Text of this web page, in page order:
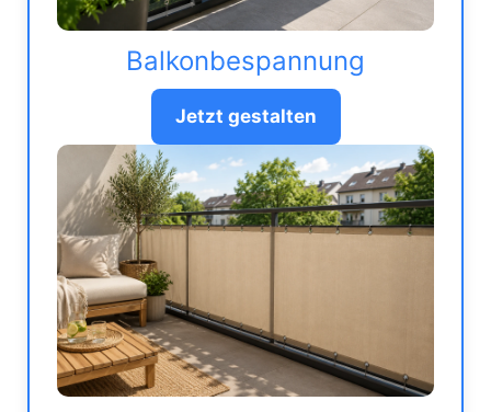
Balkonbespannung
Jetzt gestalten